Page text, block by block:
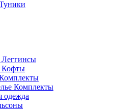
Кофты
Комплекты
одежда